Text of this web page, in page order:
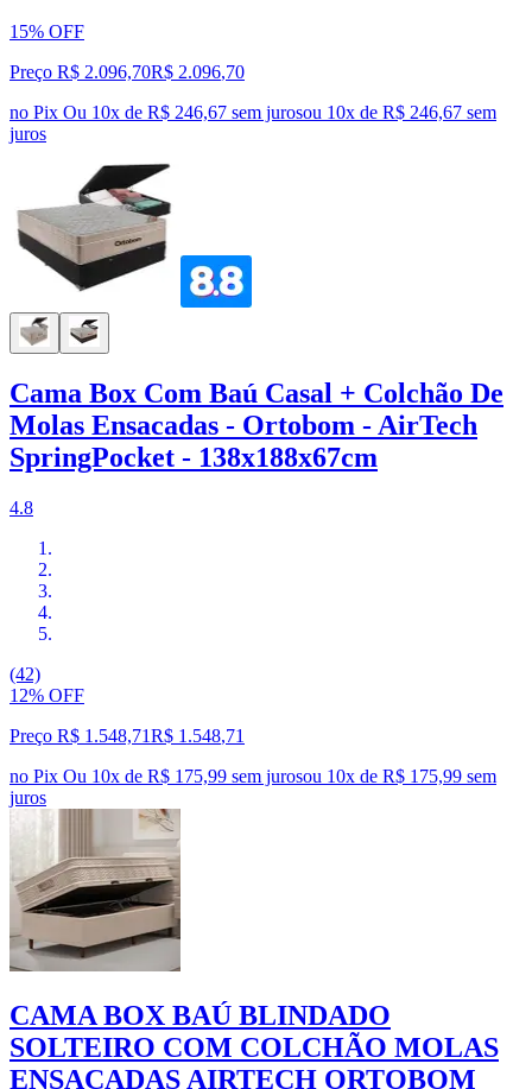
15% OFF
Preço R$ 2.096,70R$ 2.096,70
no Pix Ou 10x de R$ 246,67 sem jurosou 10x de R$ 246,67 sem
juros
Cama Box Com Baú Casal + Colchão De
Molas Ensacadas - Ortobom - AirTech
SpringPocket - 138x188x67cm
4.8
(42)
12% OFF
Preço R$ 1.548,71R$ 1.548,71
no Pix Ou 10x de R$ 175,99 sem jurosou 10x de R$ 175,99 sem
juros
CAMA BOX BAÚ BLINDADO
SOLTEIRO COM COLCHÃO MOLAS
ENSACADAS AIRTECH ORTOBOM